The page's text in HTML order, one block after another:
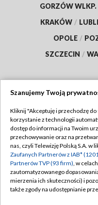
GORZÓW WLKP.
KRAKÓW /
OPOLE /
SZCZECIN /
Abonament TVP
Emisja w TVP
Centrum informacji TVP
Naziemna Telewizja
Szanujemy Twoją
Kliknij "Akceptuję i przechodzę
korzystanie z technologii
dostęp do informacji na Twoim
przechowywanie oraz na
nas, czyli Telewizję Polską S.A. w
Zaufanych Partnerów z IAB*
Partnerów TVP (93 firm), w
zautomatyzowanego
mierzenia ich skuteczności) i
także zgody na udostępnianie